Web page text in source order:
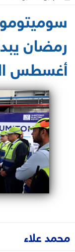
رمضان
أغسطس
محمد علاء